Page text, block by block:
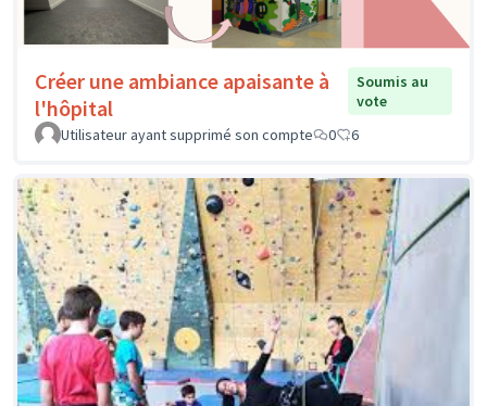
Créer une ambiance apaisante à
l'hôpital
Soumis au
vote
Utilisateur ayant supprimé son compte
0 6